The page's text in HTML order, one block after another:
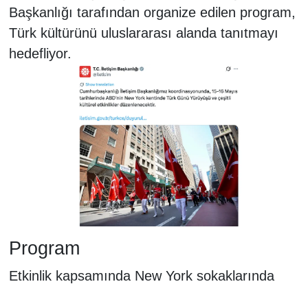
Başkanlığı tarafından organize edilen program,
Türk kültürünü uluslararası alanda tanıtmayı
hedefliyor.
Program
Etkinlik kapsamında New York sokaklarında